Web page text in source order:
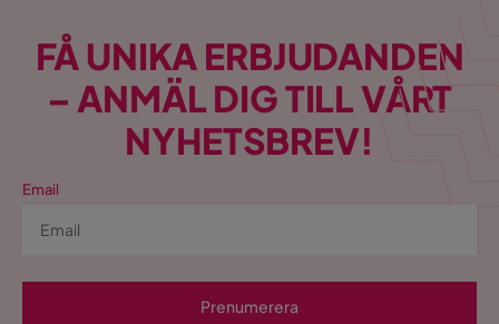
FÅ UNIKA ERBJUDANDEN
– ANMÄL DIG TILL VÅRT
NYHETSBREV!
Email
Prenumerera